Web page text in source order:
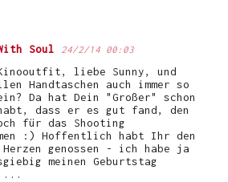
Soul 24/2/14 00:03
Kinooutfit, liebe Sunny, und
Handtaschen auch immer so
Da hat Dein "Großer" schon
dass er es gut fand, den
für das Shooting
:) Hoffentlich habt Ihr den
genossen - ich habe ja
meinen Geburtstag
...